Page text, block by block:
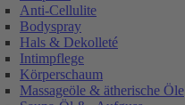
Anti-Cellulite
Bodyspray
Hals & Dekolleté
Intimpflege
Körperschaum
Massageöle & ätherische Öle